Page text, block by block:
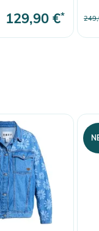
129,90 €*